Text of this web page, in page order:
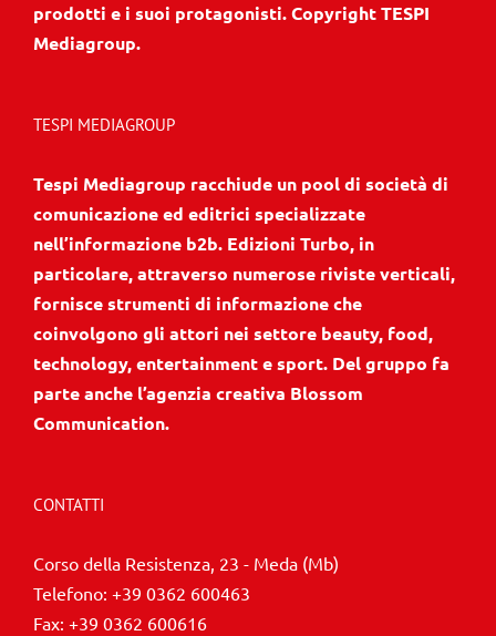
prodotti e i suoi protagonisti. Copyright TESPI
Mediagroup.
TESPI MEDIAGROUP
Tespi Mediagroup racchiude un pool di società di
comunicazione ed editrici specializzate
nell’informazione b2b. Edizioni Turbo, in
particolare, attraverso numerose riviste verticali,
fornisce strumenti di informazione che
coinvolgono gli attori nei settore beauty, food,
technology, entertainment e sport. Del gruppo fa
parte anche l’agenzia creativa Blossom
Communication.
CONTATTI
Corso della Resistenza, 23 - Meda (Mb)
Telefono: +39 0362 600463
Fax: +39 0362 600616